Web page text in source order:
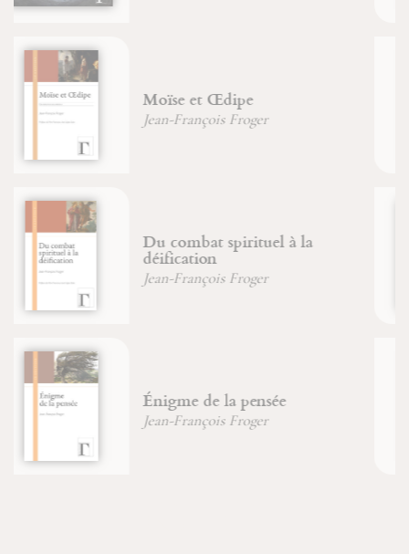
Bouddhisme
Marion Duvauchel
Saint Joseph, image du Père
Jean-Paul Dumontier
Jean-François Froger
Jean-Michel Sanchez
Six chemins pour connaître
sagesse et intelligence
Jean-François Froger